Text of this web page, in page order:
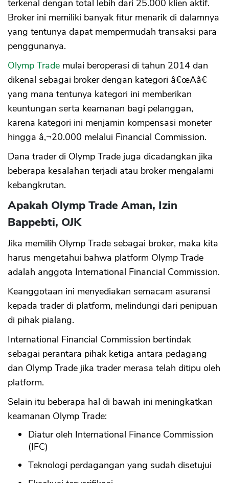
terkenal dengan total lebih dari 25.000 klien aktif.
Broker ini memiliki banyak fitur menarik di dalamnya
yang tentunya dapat mempermudah transaksi para
penggunanya.
Olymp Trade mulai beroperasi di tahun 2014 dan
dikenal sebagai broker dengan kategori â€œAâ€
yang mana tentunya kategori ini memberikan
keuntungan serta keamanan bagi pelanggan,
karena kategori ini menjamin kompensasi moneter
hingga â‚¬20.000 melalui Financial Commission.
Dana trader di Olymp Trade juga dicadangkan jika
beberapa kesalahan terjadi atau broker mengalami
kebangkrutan.
Apakah Olymp Trade Aman, Izin
Bappebti, OJK
Jika memilih Olymp Trade sebagai broker, maka kita
harus mengetahui bahwa platform Olymp Trade
adalah anggota International Financial Commission.
Keanggotaan ini menyediakan semacam asuransi
kepada trader di platform, melindungi dari penipuan
di pihak pialang.
International Financial Commission bertindak
sebagai perantara pihak ketiga antara pedagang
dan Olymp Trade jika trader merasa telah ditipu oleh
platform.
Selain itu beberapa hal di bawah ini meningkatkan
keamanan Olymp Trade:
Diatur oleh International Finance Commission
(IFC)
Teknologi perdagangan yang sudah disetujui